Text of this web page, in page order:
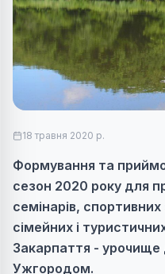
18 травня 2020 р.
Формування та
сезон 2020 року для
семінарів, спортивних
сімейних і
Закарпаття - урочище
Ужгородом.